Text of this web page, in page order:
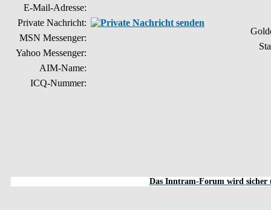
E-Mail-Adresse:
Private Nachricht:
MSN Messenger:
Yahoo Messenger:
AIM-Name:
ICQ-Nummer:
Das Inntram-Forum wird sicher